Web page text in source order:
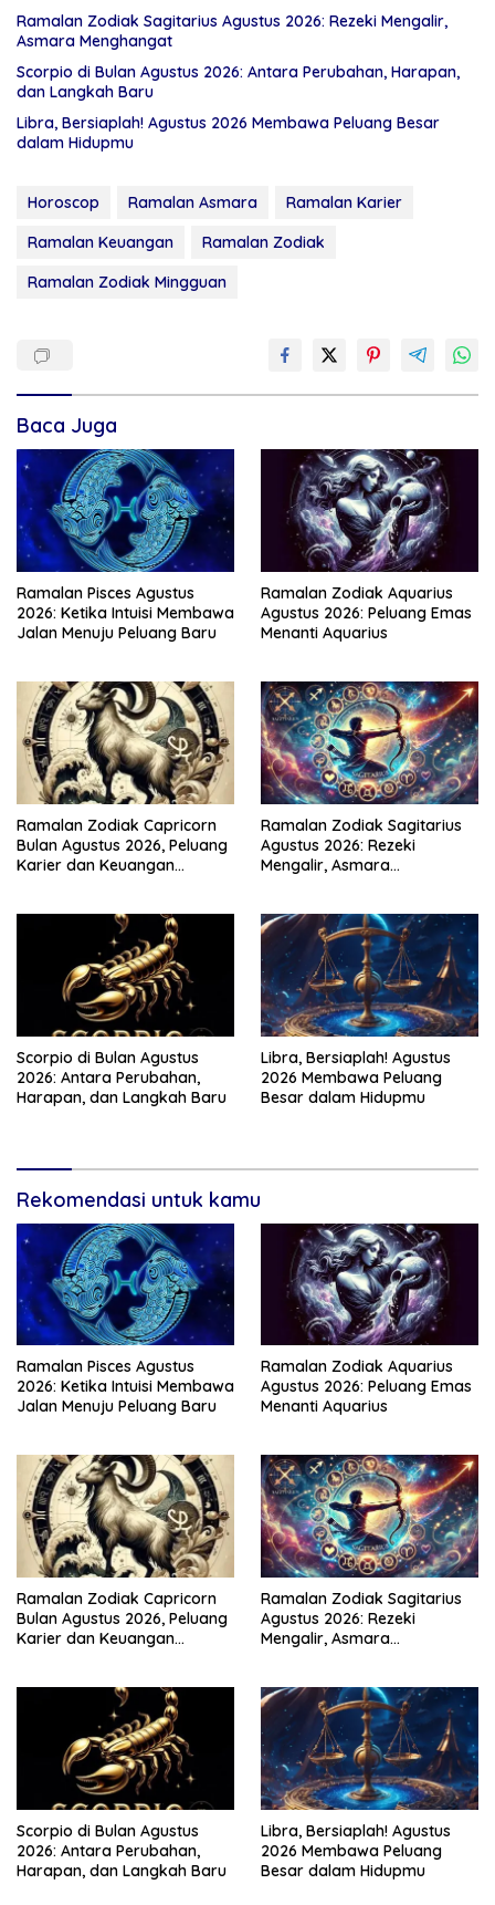
Ramalan Zodiak Sagitarius Agustus 2026: Rezeki Mengalir,
Asmara Menghangat
Scorpio di Bulan Agustus 2026: Antara Perubahan, Harapan,
dan Langkah Baru
Libra, Bersiaplah! Agustus 2026 Membawa Peluang Besar
dalam Hidupmu
Horoscop Ramalan Asmara
Ramalan Karier
Ramalan Keuangan
Ramalan Zodiak
Ramalan Zodiak Mingguan
Baca Juga
Ramalan Pisces Agustus
2026: Ketika Intuisi Membawa
Jalan Menuju Peluang Baru
Ramalan Zodiak Aquarius
Agustus 2026: Peluang Emas
Menanti Aquarius
Ramalan Zodiak Capricorn
Bulan Agustus 2026, Peluang
Karier dan Keuangan
Ramalan Zodiak Sagitarius
Agustus 2026: Rezeki
Mengalir, Asmara
Scorpio di Bulan Agustus
2026: Antara Perubahan,
Harapan, dan Langkah Baru
Libra, Bersiaplah! Agustus
2026 Membawa Peluang
Besar dalam Hidupmu
Rekomendasi untuk kamu
Ramalan Pisces Agustus
2026: Ketika Intuisi Membawa
Jalan Menuju Peluang Baru
Ramalan Zodiak Aquarius
Agustus 2026: Peluang Emas
Menanti Aquarius
Ramalan Zodiak Capricorn
Bulan Agustus 2026, Peluang
Karier dan Keuangan
Ramalan Zodiak Sagitarius
Agustus 2026: Rezeki
Mengalir, Asmara
Scorpio di Bulan Agustus
2026: Antara Perubahan,
Harapan, dan Langkah Baru
Libra, Bersiaplah! Agustus
2026 Membawa Peluang
Besar dalam Hidupmu